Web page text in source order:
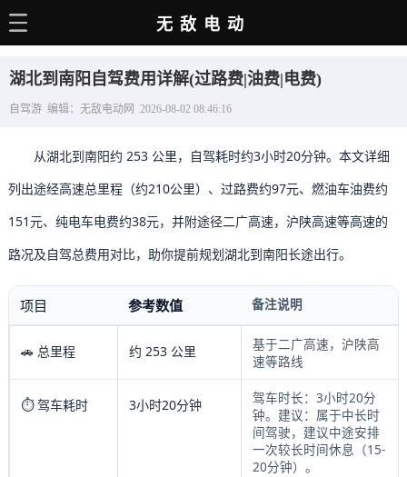
电动百科
充电站
用车百科
销量榜
经销商
无敌电动
湖北到南阳自驾费用详解(过路费|油费|电费)
自驾游 编辑：无敌电动网 2026-08-02 08:46:16
从湖北到南阳约 253 公里，自驾耗时约3小时20分钟。本文详细
列出途经高速总里程（约210公里）、过路费约97元、燃油车油费约
151元、纯电车电费约38元，并附途径二广高速，沪陕高速等高速的
路况及自驾总费用对比，助你提前规划湖北到南阳长途出行。
项目 参考数值 备注说明
🚗 总里程 约 253 公里
基于二广高速，沪陕高
速等路线
⏱️ 驾车耗时 3小时20分钟
驾车时长：3小时20分
钟。建议：属于中长时
间驾驶，建议中途安排
一次较长时间休息（15-
20分钟）。